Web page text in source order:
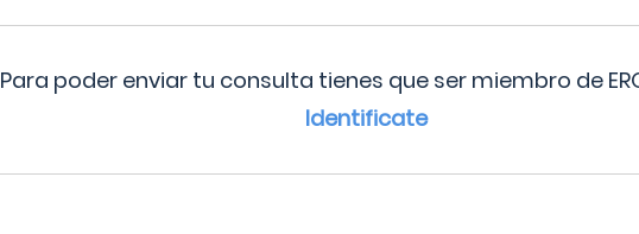
Para poder enviar tu consulta tienes que ser miembro de
Identificate